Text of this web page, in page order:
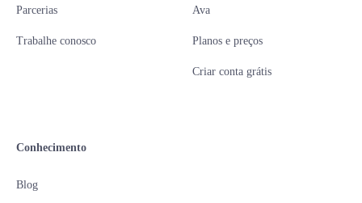
Parcerias
Trabalhe conosco
Ava
Planos e preços
Criar conta grátis
Conhecimento
Blog